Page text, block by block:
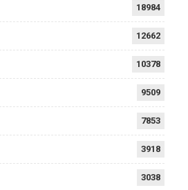
18984
12662
10378
9509
7853
3918
3038